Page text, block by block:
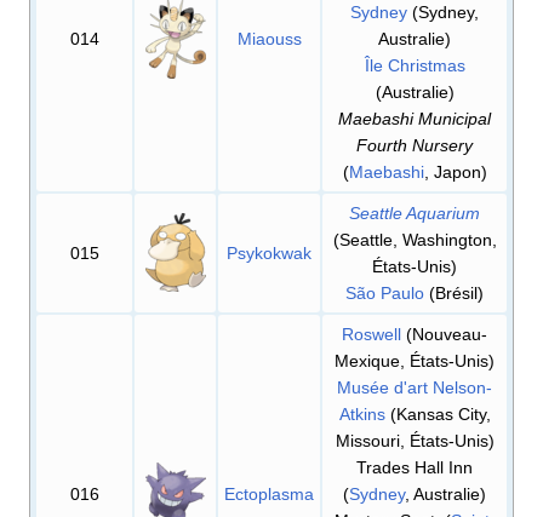
014 Miaouss
Sydney (Sydney,
Australie)
Île Christmas
(Australie)
Maebashi Municipal
Fourth Nursery
(Maebashi, Japon)
015 Psykokwak
Seattle Aquarium
(Seattle, Washington,
États-Unis)
São Paulo (Brésil)
016 Ectoplasma
Roswell (Nouveau-
Mexique, États-Unis)
Musée d'art Nelson-
Atkins(Kansas City,
Missouri, États-Unis)
Trades Hall Inn
(Sydney, Australie)